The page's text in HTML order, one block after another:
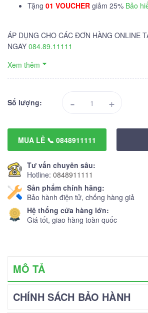
Tặng 01 VOUCHER giảm 25% Bảo
ÁP DỤNG CHO CÁC ĐƠN HÀNG ONLINE
NGAY 084.89.11111
Xem thêm
Số lượng: - +
MUA LẺ 📞 0848911111
Tư vấn chuyên sâu:
Hotline: 0848911111
Sản phẩm chính hãng:
Bảo hành điện tử, chống hàng giả
Hệ thống cửa hàng lớn:
Giá tốt, giao hàng toàn quốc
MÔ TẢ
CHÍNH SÁCH BẢO HÀNH